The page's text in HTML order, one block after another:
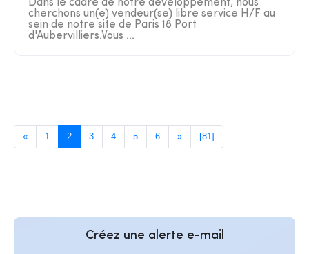
Dans le cadre de notre développement, nous
cherchons un(e) vendeur(se) libre service H/F au
sein de notre site de Paris 18 Port
d'Aubervilliers.Vous ...
« 1 2 3 4 5 6 » [81]
Créez une alerte e-mail